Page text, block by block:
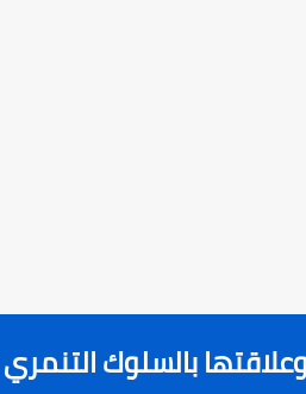
بالسلوك